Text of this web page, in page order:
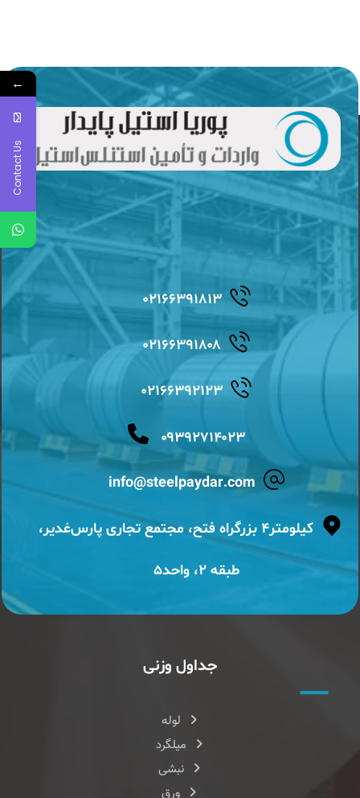
۰۲۱۶۶۳۹۱۸۱۳
۰۲۱۶۶۳۹۱۸۰۸
۰۲۱۶۶۳۹۲۱۲۳
۰۹۳۹۲۷۱۴۰۲۳
info@steelpaydar.com
کیلومتر۴ بزرگراه فتح، مجتمع تجاری پارس‌غدیر،
طبقه ۲، واحد۵
جداول وزنی
لوله
میلگرد
نبشی
ورق
←
Contact Us